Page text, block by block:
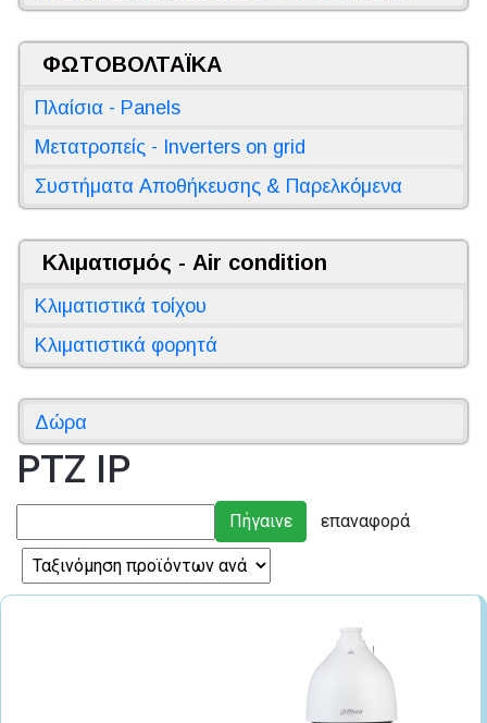
ΦΩΤΟΒΟΛΤΑΪΚΑ
Πλαίσια - Panels
Μετατροπείς - Inverters on grid
Συστήματα Αποθήκευσης & Παρελκόμενα
Κλιματισμός - Air condition
Κλιματιστικά τοίχου
Κλιματιστικά φορητά
Δώρα
PTZ IP